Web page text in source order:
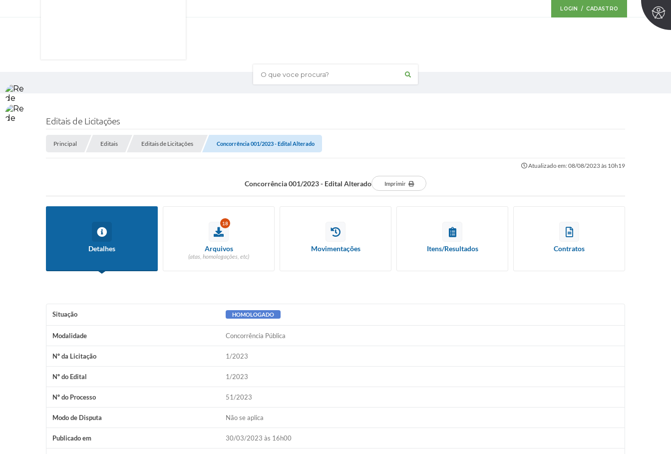
LOGIN / CADASTRO
O que voce procura?
Editais de Licitações
Principal Editais Editais de Licitações Concorrência 001/2023 - Edital Alterado
Atualizado em: 08/08/2023 às 10h19
Concorrência 001/2023 - Edital Alterado Imprimir
Detalhes
18
Arquivos
(atas, homologações, etc)
Movimentações Itens/Resultados Contratos
Situação HOMOLOGADO
Modalidade Concorrência Pública
Nº da Licitação 1/2023
Nº do Edital 1/2023
Nº do Processo 51/2023
Modo de Disputa Não se aplica
Publicado em 30/03/2023 às 16h00